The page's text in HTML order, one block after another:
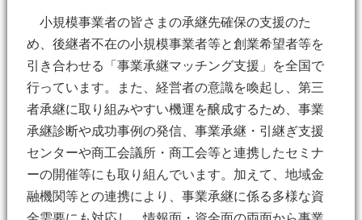
小規模事業者の皆さまの承継先確保の支援のた
め、後継者不在の小規模事業者等と創業希望者等を
引き合わせる「事業承継マッチング支援」を全国で
行っています。また、経営者の意識を喚起し、第三
者承継に取り組みやすい機運を醸成するため、事業
承継診断や成功事例の発信、事業承継・引継ぎ支援
センターや商工会議所・商工会等と連携したセミナ
ーの開催等にも取り組んでいます。加えて、地域金
融機関等との連携により、事業承継に係る多様な資